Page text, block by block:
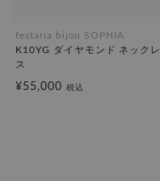
festaria bijou SOPHIA
K10YG ダイヤモンド ネックレ
ス
¥55,000 税込